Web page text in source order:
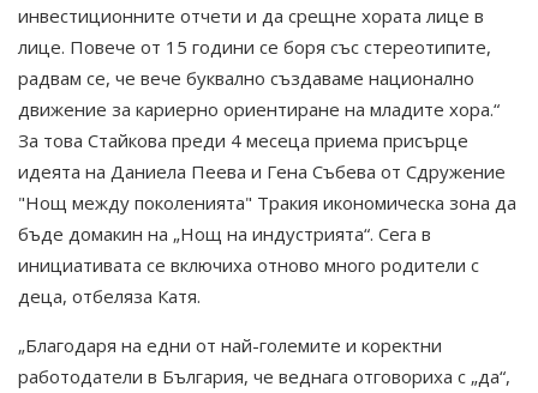
инвестиционните отчети и да срещне хората лице в
лице. Повече от 15 години се боря със стереотипите,
радвам се, че вече буквално създаваме национално
движение за кариерно ориентиране на младите хора.“
За това Стайкова преди 4 месеца приема присърце
идеята на Даниела Пеева и Гена Събева от Сдружение
"Нощ между поколенията" Тракия икономическа зона да
бъде домакин на „Нощ на индустрията“. Сега в
инициативата се включиха отново много родители с
деца, отбеляза Катя.
„Благодаря на едни от най-големите и коректни
работодатели в България, че веднага отговориха с „да“,